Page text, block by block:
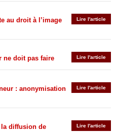
Lire l'article
au droit à l’image
Lire l'article
ne doit pas faire
Lire l'article
: anonymisation
Lire l'article
la diffusion de